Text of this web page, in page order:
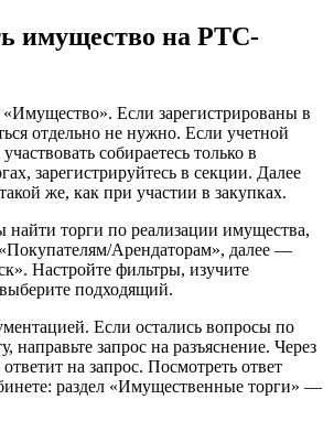
имущество на РТС-
Если зарегистрированы в
отдельно не нужно. Если учетной
собираетесь только в
зарегистрируйтесь в секции. Далее
же, как при участии в закупках.
найти торги по реализации имущества,
Арендаторам», далее —
Настройте фильтры, изучите
подходящий.
Если остались вопросы по
направьте запрос на разъяснение. Через
на запрос. Посмотреть ответ
раздел «Имущественные торги» —